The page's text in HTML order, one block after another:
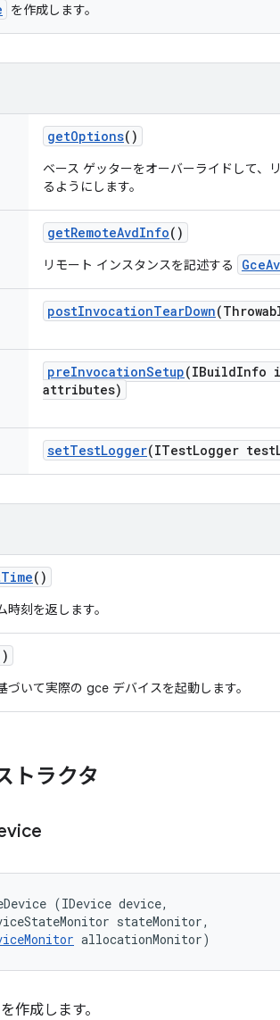
を作成します。
getOptions()
ベース ゲッターをオーバーライドして、
るようにします。
getRemoteAvdInfo()
リモート インスタンスを記述する
postInvocationTearDown
preInvocationSetup(IBuildInfo
attributes)
setTestLogger(ITestLogger test
Time()
刻を返します。
づいて実際の gce デバイスを起動します。
トラクタ
(IDevice device,
stateMonitor,
allocationMonitor)
を作成します。